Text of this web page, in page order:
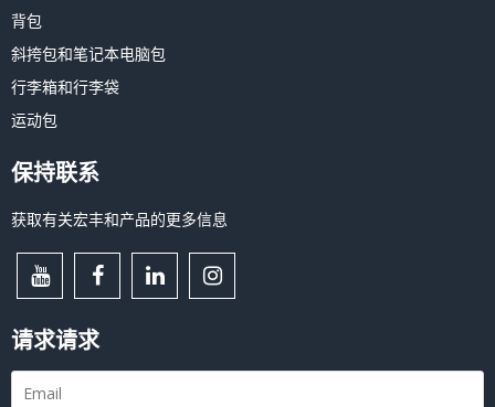
背包
斜挎包和笔记本电脑包
行李箱和行李袋
运动包
保持联系
获取有关宏丰和产品的更多信息
请求请求